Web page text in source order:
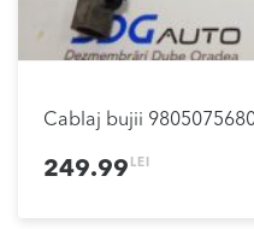
Cablaj bujii
249.99 LEI